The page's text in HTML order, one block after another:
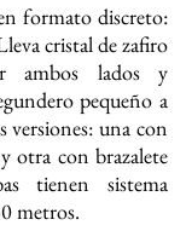
formato discreto:
cristal de zafiro
ambos lados y
pequeño a
versiones: una con
otra con brazalete
tienen sistema
metros.